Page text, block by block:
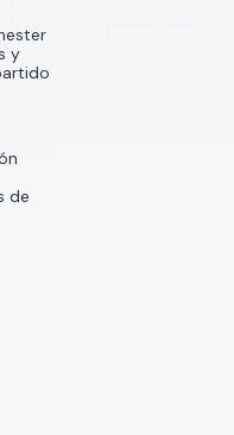
y
de